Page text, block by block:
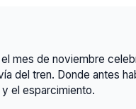
mes de noviembre
del tren. Donde antes
el esparcimiento.